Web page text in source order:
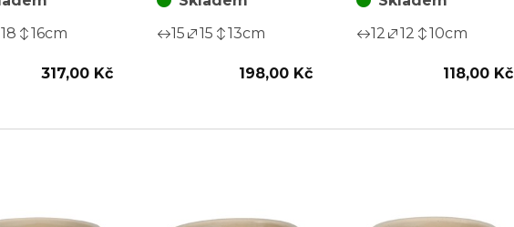
18 16cm
317,00 Kč
15
15 13cm
198,00 Kč
12
12 10cm
118,00 Kč